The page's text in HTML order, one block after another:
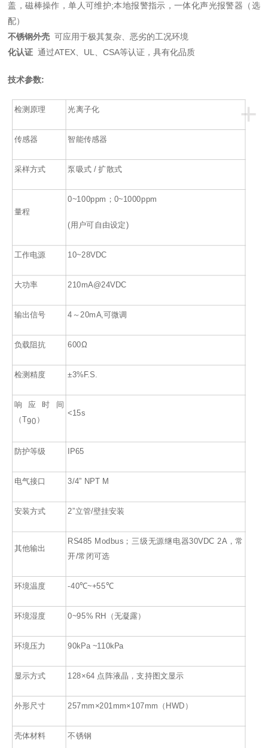
盖，磁棒操作，单人可维护;本地报警指示，一体化声光报警器（选
配）
不锈钢外壳 可应用于极其复杂、恶劣的工况环境
化认证 通过ATEX、UL、CSA等认证，具有化品质
技术参数:
+
检测原理 光离子化
传感器 智能传感器
采样方式 泵吸式 / 扩散式
量程
0~100ppm；0~1000ppm
(用户可自由设定)
工作电源 10~28VDC
大功率 210mA@24VDC
输出信号 4～20mA,可微调
负载阻抗 600Ω
检测精度 ±3%F.S.
响应时间
（T90）
<15s
防护等级 IP65
电气接口 3/4” NPT M
安装方式 2”立管/壁挂安装
其他输出
RS485 Modbus；三级无源继电器30VDC 2A，常
开/常闭可选
环境温度 -40℃~+55℃
环境湿度 0~95% RH（无凝露）
环境压力 90kPa ~110kPa
显示方式 128×64 点阵液晶，支持图文显示
外形尺寸 257mm×201mm×107mm（HWD）
壳体材料 不锈钢